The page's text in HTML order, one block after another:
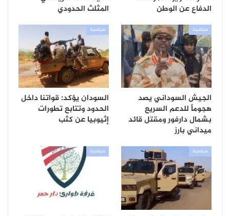
الدفاع عن الوطن
المثلث الحدودي
سياسية
الجيش السوداني يصد
هجوماً للدعم السريع
بشمال دارفور ومقتل قائد
ميداني بارز
سياسية
السودان يؤكد: قواتنا داخل
الحدود وتتابع تطورات
إثيوبيا عن كثب
سياسية سياسية